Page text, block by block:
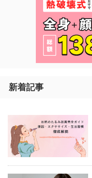
新着記事